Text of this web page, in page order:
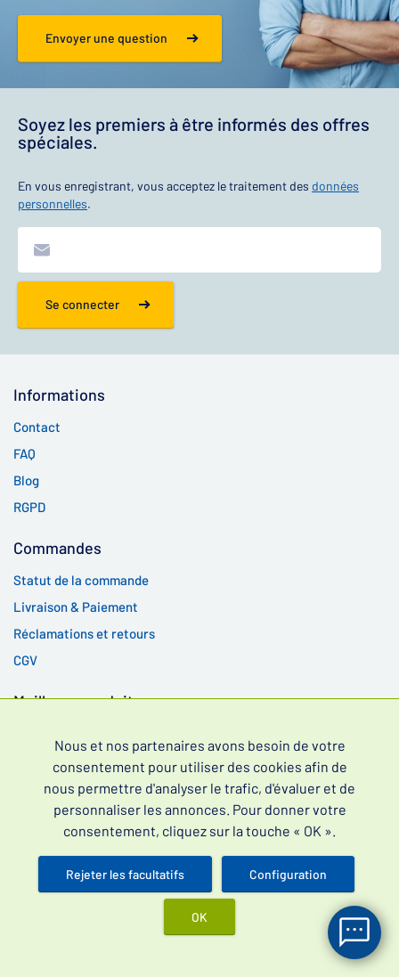
Envoyer une question
Soyez les premiers à être informés des offres
spéciales.
En vous enregistrant, vous acceptez le traitement des données
personnelles.
Se connecter
Informations
Contact
FAQ
Blog
RGPD
Commandes
Statut de la commande
Livraison & Paiement
Réclamations et retours
CGV
Meilleurs produits
Cenforce 200 mg
Kamagra Oral Jelly 100 mg
Kamagra Gold 100 mg
Médicaments en vente libre contre la dysfonction érectile
(souvent recherchés en tant que médicaments contre la
Nous et nos partenaires avons besoin de votre
consentement pour utiliser des cookies afin de
nous permettre d'analyser le trafic, d'évaluer et de
personnaliser les annonces. Pour donner votre
consentement, cliquez sur la touche « OK ».
Rejeter les facultatifs Configuration
OK